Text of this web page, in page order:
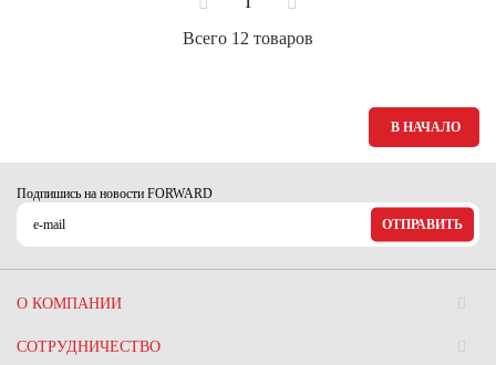
1
Всего 12 товаров
В НАЧАЛО
Подпишись на новости FORWARD
ОТПРАВИТЬ
О КОМПАНИИ
СОТРУДНИЧЕСТВО